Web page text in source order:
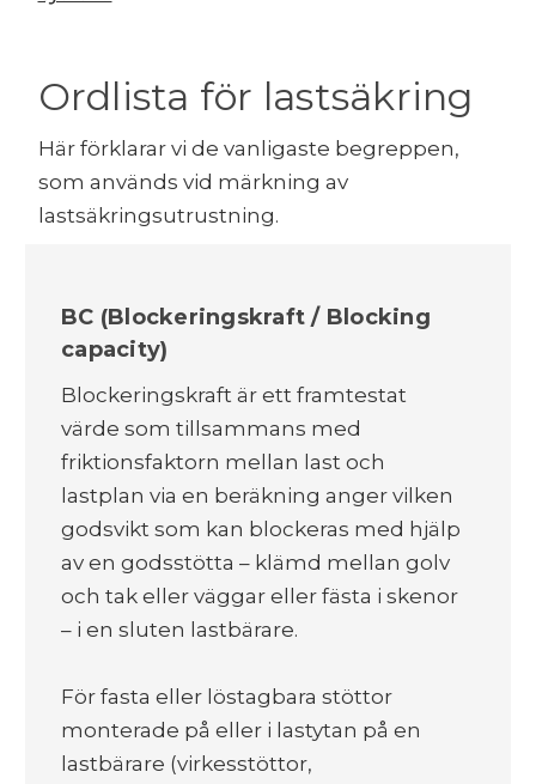
Ordlista för lastsäkring
Här förklarar vi de vanligaste begreppen,
som används vid märkning av
lastsäkringsutrustning.
BC (Blockeringskraft / Blocking
capacity)
Blockeringskraft är ett framtestat
värde som tillsammans med
friktionsfaktorn mellan last och
lastplan via en beräkning anger vilken
godsvikt som kan blockeras med hjälp
av en godsstötta – klämd mellan golv
och tak eller väggar eller fästa i skenor
– i en sluten lastbärare.
För fasta eller löstagbara stöttor
monterade på eller i lastytan på en
lastbärare (virkesstöttor,